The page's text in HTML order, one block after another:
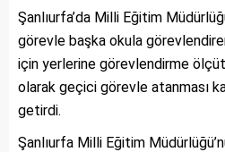
Şanlıurfa’da Milli Eğitim
görevle başka okula
için yerlerine görevlendirme
olarak geçici görevle atanması
getirdi.
Şanlıurfa Milli Eğitim